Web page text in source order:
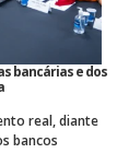
bancárias e dos
real, diante
bancos